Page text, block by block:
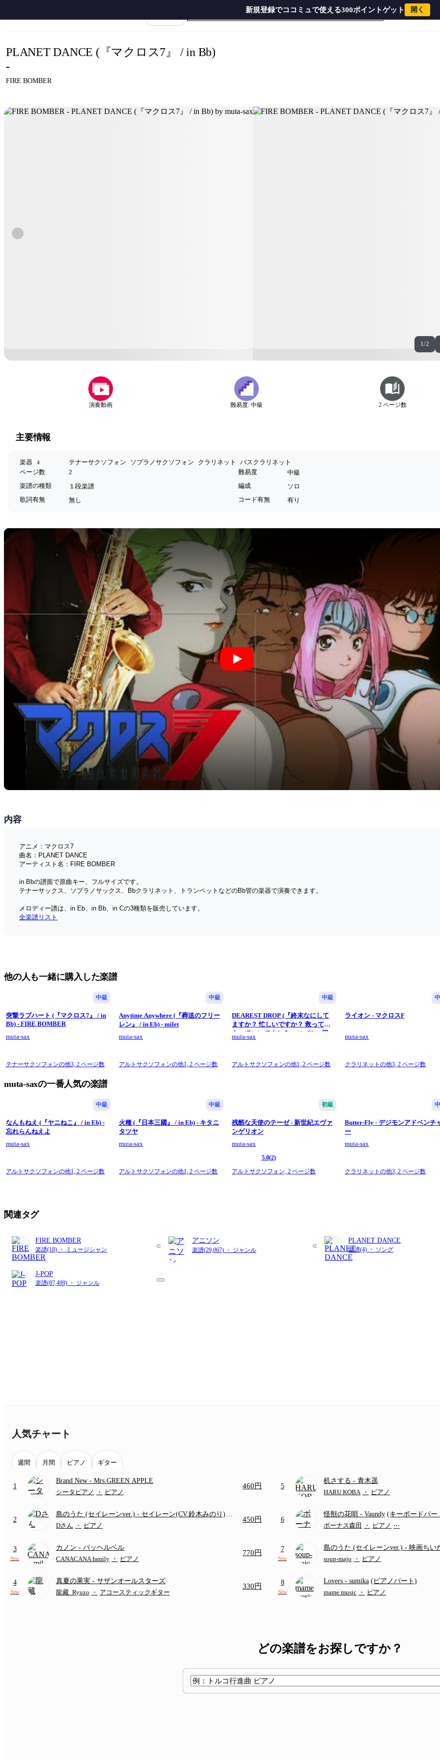
新規登録でココミュで使える300ポイントゲット 開く
FIRE BOMBER - PLANET DANCE (『マクロス7』 / in Bb) by muta-sax
PLANET DANCE (『マクロス7』 / in Bb) - FIRE BOMBER
1/2
PLANET DANCE (『マクロス7』 / in Bb)
-
FIRE BOMBER
演奏動画 難易度: 中級 2 ページ数
主要情報
楽器 4 テナーサクソフォン ソプラノサクソフォン クラリネット
バスクラリネット
ページ数
2 難易度
中級
楽譜の種類
１段楽譜 編成
ソロ
歌詞有無
無し コード有無 有り
内容
アニメ：マクロス7
曲名：PLANET DANCE
アーティスト名：FIRE BOMBER
in Bbの譜面で原曲キー、フルサイズです。
テナーサックス、ソプラノサックス、Bbクラリネット、トランペットなどのBb管の楽器で演奏できます。
メロディー譜は、in Eb、in Bb、in Cの3種類を販売しています。
全楽譜リスト
他の人も一緒に購入した楽譜
中級
突撃ラブハート (『マクロス7』 / in
Bb) - FIRE BOMBER
muta-sax
テナーサクソフォンの他3, 2 ページ数
中級
Anytime Anywhere (『葬送のフリー
レン』 / in Eb) - milet
muta-sax
アルトサクソフォンの他1,2 ページ数
中級
DEAREST DROP (『終末なにして
ますか？ 忙しいですか？ 救っても
らっていいですか？』 / in Eb) - 田
所あずさ
muta-sax
アルトサクソフォンの他1,2 ページ数
ライオン - マクロスF
muta-sax
クラリネットの他3,2 ページ数
muta-saxの一番人気の楽譜
中級
なんもねえ (『ヤニねこ』 / in Eb) -
忘れらんねえよ
muta-sax
アルトサクソフォンの他1, 2 ページ数
中級
火種 (『日本三國』 / in Eb) - キタニ
タツヤ
muta-sax
アルトサクソフォンの他1,2 ページ数
初級
残酷な天使のテーゼ - 新世紀エヴァ
ンゲリオン
muta-sax
5.0(2)
アルトサクソフォン,2 ページ数
Butter-Fly - デジモンアドベンチ
ー
muta-sax
クラリネットの他3,2 ページ数
関連タグ
FIRE BOMBER
楽譜(18) ・ ミュージシャン
アニソン
楽譜(29,067) ・ ジャンル
PLANET DANCE
楽譜(4) ・ ソング
J-POP
楽譜(87,499) ・ ジャンル
人気チャート
週間 月間 ピアノ ギター
1
Brand New - Mrs.GREEN APPLE
シータピアノ
・ ピアノ
460円
2
島のうた (セイレーンver.) - セイレーン(CV.鈴木みのり)
(難易度:★★★★☆/歌詞・コード・ペダル付き/『映画ち
Dさん ・ ピアノ
450円
3
New
カノン - パッヘルベル
CANACANA family ・ ピアノ
770円
4
New
真夏の果実 - サザンオールスターズ
龍藏_Ryuzo
・ アコースティックギター
330円
5
机さする - 青木遥
HARU KOBA
・ ピアノ
6
怪獣の花唄 - Vaundy (キーボードパー
ボーナス森田
・ ピアノ ⋯
7
New
島のうた (セイレーンver.) - 映画ちい
つ (ドレミ付き初級)
soup-majo ・ ピアノ
8
New
Lovers - sumika (ピアノパート)
mame music ・ ピアノ
どの楽譜をお探しですか？